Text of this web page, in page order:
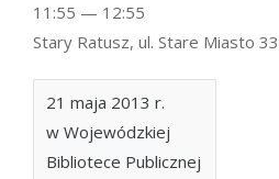
21 maja 2013 r.
w Wojewódzkiej
Bibliotece Publicznej
11:55 — 12:55
Stary Ratusz, ul. Stare Miasto 33